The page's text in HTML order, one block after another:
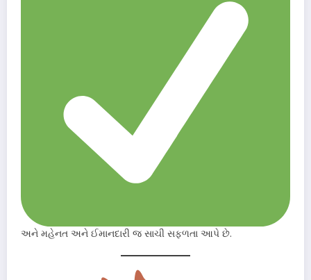
અને મહેનત અને ઈમાનદારી જ સાચી સફળતા આપે છે.